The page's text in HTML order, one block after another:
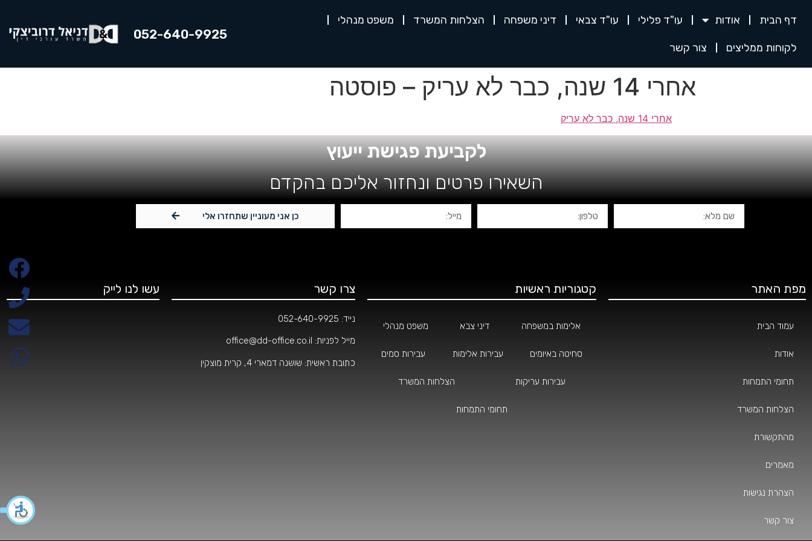
דף הבית אודות עו"ד פלילי עו"ד צבאי דיני משפחה הצלחות המשרד משפט מנהלי
לקוחות ממליצים צור קשר
052-640-9925
אחרי 14 שנה, כבר לא עריק – פוסטה
אחרי 14 שנה, כבר לא עריק
לקביעת פגישת ייעוץ
השאירו פרטים ונחזור אליכם בהקדם
כן אני מעוניין שתחזרו אלי
מפת האתר
עמוד הבית
אודות
תחומי התמחות
הצלחות המשרד
מהתקשורת
מאמרים
הצהרת נגישות
צור קשר
קטגוריות ראשיות
אלימות במשפחה דיני צבא משפט מנהלי
סחיטה באיומים עבירות אלימות עבירות סמים
עבירות עריקות הצלחות המשרד
תחומי התמחות
צרו קשר
נייד: 052-640-9925
מייל לפניות: office@dd-office.co.il
כתובת ראשית: שושנה דמארי 4, קרית מוצקין
עשו לנו לייק